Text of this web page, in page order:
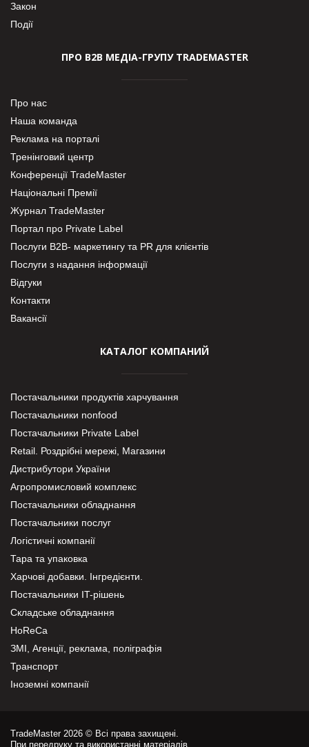
Закон
Події
ПРО В2В МЕДІА-ГРУПУ TRADEMASTER
Про нас
Наша команда
Реклама на порталі
Тренінговий центр
Конференції TradeMaster
Національні Премії
Журнал TradeMaster
Портал про Private Label
Послуги В2В- маркетингу та PR для клієнтів
Послуги з надання інформації
Відгуки
Контакти
Вакансії
КАТАЛОГ КОМПАНИЙ
Постачальники продуктів харчування
Постачальники nonfood
Постачальники Private Label
Retail. Роздрібні мережі, Магазини
Дистрибутори України
Агропромисловий комплекс
Постачальники обладнання
Постачальники послуг
Логістичні компанії
Тара та упаковка
Харчові добавки. Інгредієнти.
Постачальники IT-рішень
Складське обладнання
HoReCa
ЗМІ, Агенції, реклама, поліграфія
Транспорт
Іноземні компанії
TradeMaster 2026 © Всі права захищені.
При передруку та використанні матеріалів